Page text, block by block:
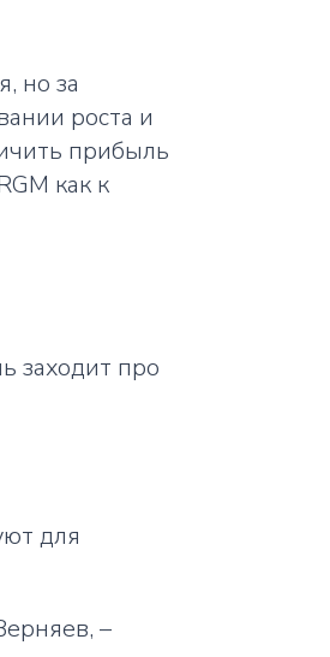
но за
роста и
прибыль
как к
заходит про
для
–